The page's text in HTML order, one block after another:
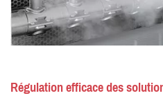
Régulation efficace des